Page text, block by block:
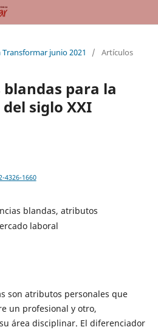
junio 2021
/ Artículos
para la
siglo XXI
4326-1660
blandas, atributos
laboral
son atributos personales que
un profesional y otro,
área disciplinar. El diferenciador